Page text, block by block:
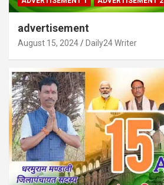
advertisement
August 15, 2024 Daily24 Writer